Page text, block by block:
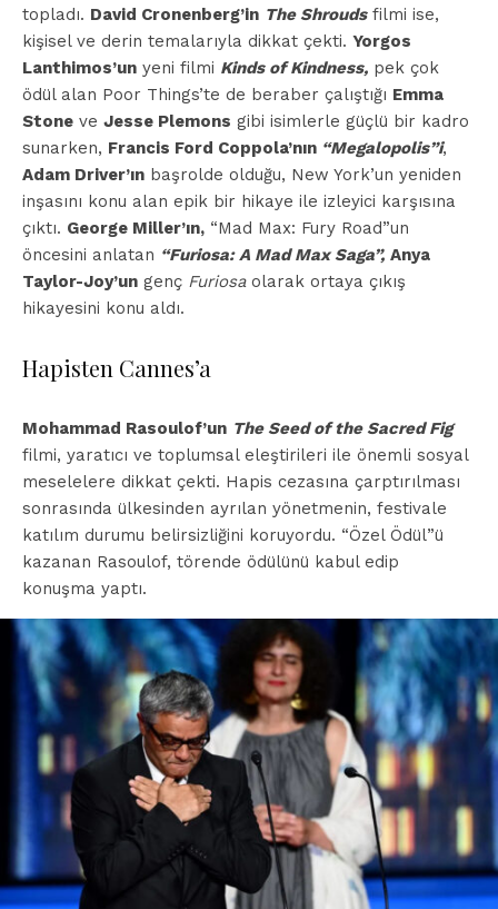
topladı. David Cronenberg’in The Shroudsfilmi ise,
kişisel ve derin temalarıyla dikkat çekti. Yorgos
Lanthimos’un yeni filmi Kinds of Kindness, pek çok
ödül alan Poor Things’te de beraber çalıştığı Emma
Stone ve Jesse Plemons gibi isimlerle güçlü bir kadro
sunarken, Francis Ford Coppola’nın “Megalopolis”i,
Adam Driver’ın başrolde olduğu, New York’un yeniden
inşasını konu alan epik bir hikaye ile izleyici karşısına
çıktı. George Miller’ın, “Mad Max: Fury Road”un
öncesini anlatan “Furiosa: A Mad Max Saga”, Anya
Taylor-Joy’un genç Furiosaolarak ortaya çıkış
hikayesini konu aldı.
Hapisten Cannes’a
Mohammad Rasoulof’un The Seed of the Sacred Fig
filmi, yaratıcı ve toplumsal eleştirileri ile önemli sosyal
meselelere dikkat çekti. Hapis cezasına çarptırılması
sonrasında ülkesinden ayrılan yönetmenin, festivale
katılım durumu belirsizliğini koruyordu. “Özel Ödül”ü
kazanan Rasoulof, törende ödülünü kabul edip
konuşma yaptı.